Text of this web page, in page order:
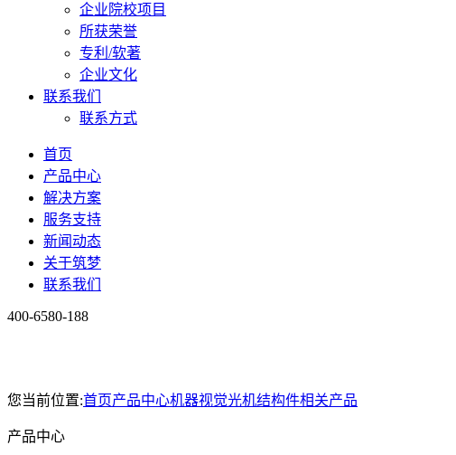
企业院校项目
所获荣誉
专利/软著
企业文化
联系我们
联系方式
首页
产品中心
解决方案
服务支持
新闻动态
关于筑梦
联系我们
400-6580-188
您当前位置:首页产品中心机器视觉光机结构件相关产品
产品中心